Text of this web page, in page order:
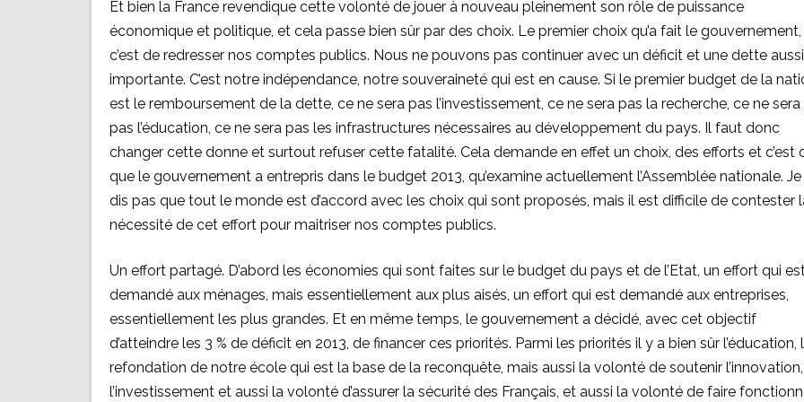
Et bien la France revendique cette volonté de jouer à nouveau pleinement son rôle de puissance
économique et politique, et cela passe bien sûr par des choix. Le premier choix qu’a fait le gouvernement,
c’est de redresser nos comptes publics. Nous ne pouvons pas continuer avec un déficit et une dette aussi
importante. C’est notre indépendance, notre souveraineté qui est en cause. Si le premier budget de la
est le remboursement de la dette, ce ne sera pas l’investissement, ce ne sera pas la recherche, ce ne sera
pas l’éducation, ce ne sera pas les infrastructures nécessaires au développement du pays. Il faut donc
changer cette donne et surtout refuser cette fatalité. Cela demande en effet un choix, des efforts et c’est
que le gouvernement a entrepris dans le budget 2013, qu’examine actuellement l’Assemblée nationale. Je
dis pas que tout le monde est d’accord avec les choix qui sont proposés, mais il est difficile de contester
nécessité de cet effort pour maitriser nos comptes publics.
Un effort partagé. D’abord les économies qui sont faites sur le budget du pays et de l’Etat, un effort qui
demandé aux ménages, mais essentiellement aux plus aisés, un effort qui est demandé aux entreprises,
essentiellement les plus grandes. Et en même temps, le gouvernement a décidé, avec cet objectif
d’atteindre les 3 % de déficit en 2013, de financer ces priorités. Parmi les priorités il y a bien sûr l’éducation,
refondation de notre école qui est la base de la reconquête, mais aussi la volonté de soutenir l’innovation,
l’investissement et aussi la volonté d’assurer la sécurité des Français, et aussi la volonté de faire